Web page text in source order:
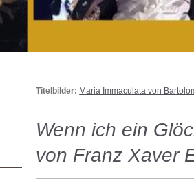
Titelbilder: Maria Immaculata von
Wenn ich ein
von Franz Xaver